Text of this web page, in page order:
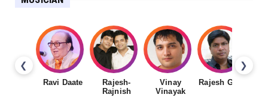
❮ ❯
Ravi Daate
Rajesh-
Rajnish
Vinay
Vinayak
Rajesh Gupta